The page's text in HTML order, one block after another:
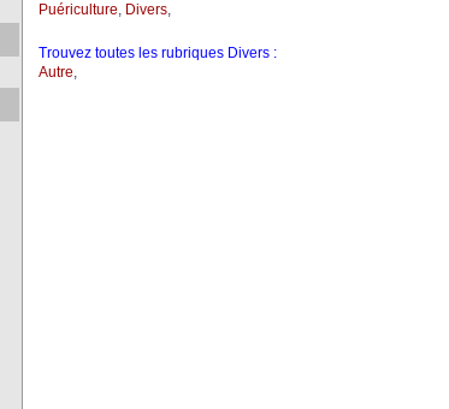
Puériculture, Divers,
Trouvez toutes les rubriques Divers :
Autre,